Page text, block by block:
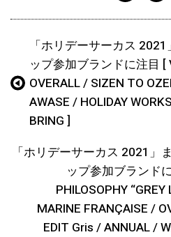
「ホリデーサーカス
ップ参加ブランドに注目
OVERALL / SIZEN TO
AWASE / HOLIDAY
BRING ]
「ホリデーサーカス 2021」
ップ参加ブランド
PHILOSOPHY
MARINE FRANÇAISE /
EDIT Gris / ANNUAL /